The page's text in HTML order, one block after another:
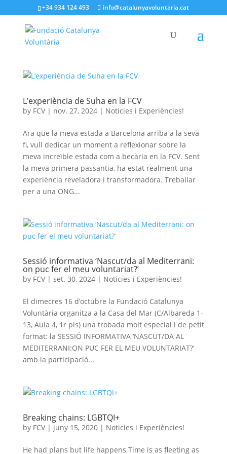
+34 934 124 493 info@catalunyavoluntaria.cat
L’experiència de Suha en la FCV
by FCV| nov. 27, 2024| Noticies i Experiències!
Ara que la meva estada a Barcelona arriba a la seva
fi, vull dedicar un moment a reflexionar sobre la
meva increïble estada com a becària en la FCV. Sent
la meva primera passantia, ha estat realment una
experiència reveladora i transformadora. Treballar
per a una ONG...
Sessió informativa ‘Nascut/da al Mediterrani:
on puc fer el meu voluntariat?’
by FCV| set. 30, 2024| Noticies i Experiències!
El dimecres 16 d’octubre la Fundació Catalunya
Voluntària organitza a la Casa del Mar (C/Albareda 1-
13, Aula 4, 1r pis) una trobada molt especial i de petit
format: la SESSIÓ INFORMATIVA ‘NASCUT/DA AL
MEDITERRANI:ON PUC FER EL MEU VOLUNTARIAT?’
amb la participació...
Breaking chains: LGBTQI+
by FCV| juny 15, 2020| Noticies i Experiències!
He had plans but life happens Time is as fleeting as